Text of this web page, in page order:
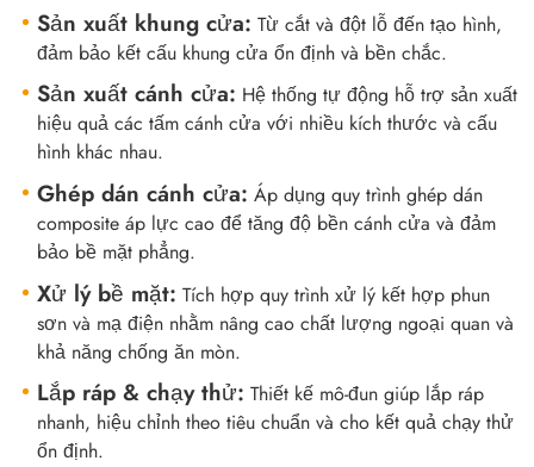
Sản xuất khung cửa: Từ cắt và đột lỗ đến tạo hình,
đảm bảo kết cấu khung cửa ổn định và bền chắc.
Sản xuất cánh cửa: Hệ thống tự động hỗ trợ sản xuất
hiệu quả các tấm cánh cửa với nhiều kích thước và cấu
hình khác nhau.
Ghép dán cánh cửa: Áp dụng quy trình ghép dán
composite áp lực cao để tăng độ bền cánh cửa và đảm
bảo bề mặt phẳng.
Xử lý bề mặt: Tích hợp quy trình xử lý kết hợp phun
sơn và mạ điện nhằm nâng cao chất lượng ngoại quan và
khả năng chống ăn mòn.
Lắp ráp & chạy thử: Thiết kế mô-đun giúp lắp ráp
nhanh, hiệu chỉnh theo tiêu chuẩn và cho kết quả chạy thử
ổn định.